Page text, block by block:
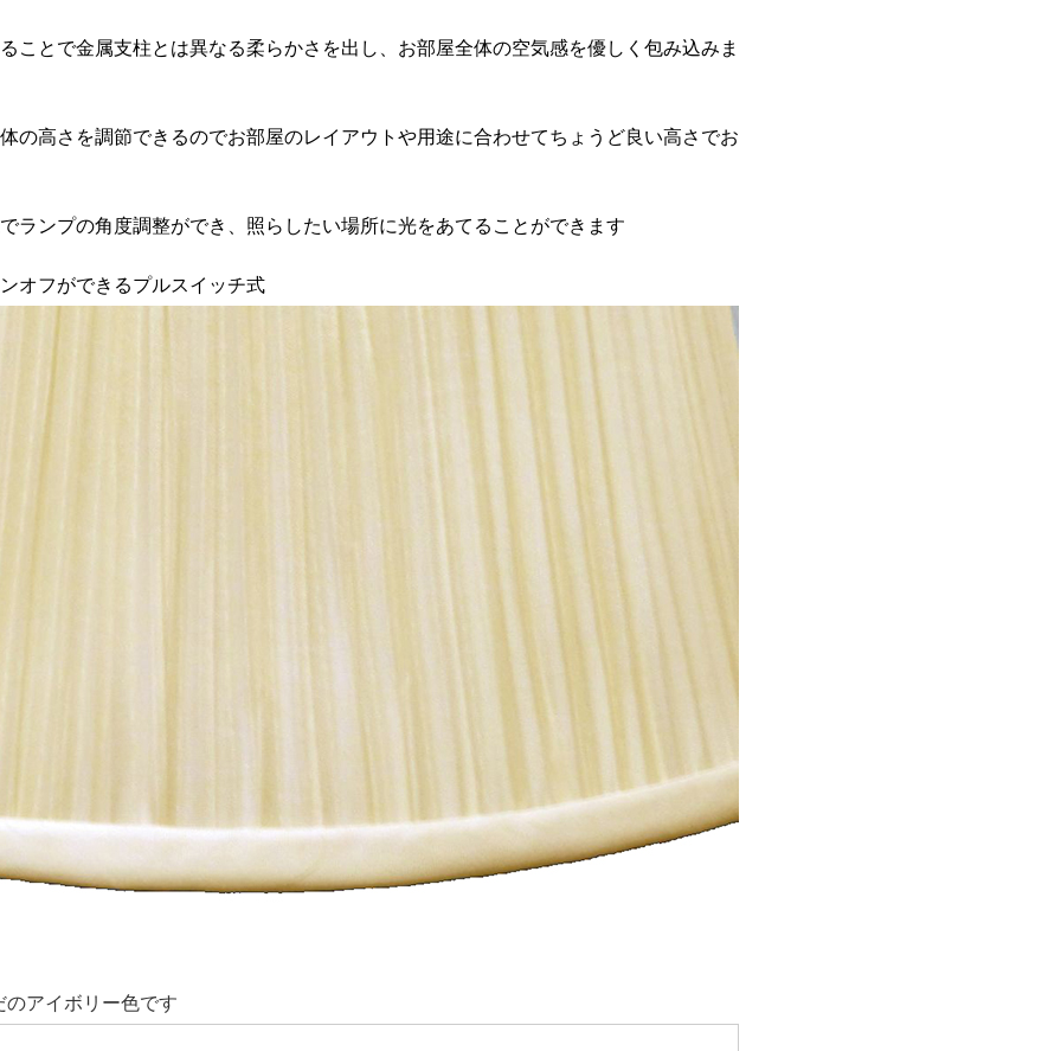
ことで金属支柱とは異なる柔らかさを出し、お部屋全体の空気感を優しく包み込みま
体の高さを調節できるのでお部屋のレイアウトや用途に合わせてちょうど良い高さでお
ランプの角度調整ができ、照らしたい場所に光をあてることができます
オフができるプルスイッチ式
のアイボリー色です